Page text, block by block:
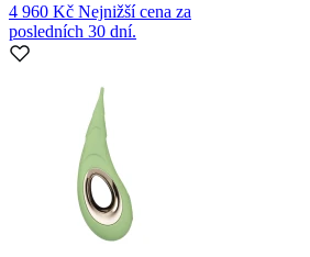
4 960 Kč Nejnižší cena za
posledních 30 dní.